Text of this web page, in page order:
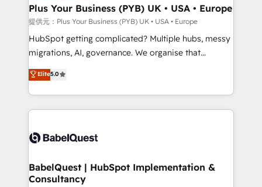
Town, Dubai & London. 500+ HubSpot CRM
implementations delivered. AI visibility coverage
across ChatGPT, Claude, Perplexity, Gemini and
Google AI Overviews. HubSpot Impact Award -
Innovation HubSpot Impact Award - Platform
Migration Excellence HubSpot Impact Award -
accreditations with HubSpot.
Plus Your Business (PYB) UK • USA • Europe
提供元：Plus Your Business (PYB) UK • USA • Europe
HubSpot getting complicated? Multiple hubs, messy
migrations, AI, governance. We organise that
complexity, so your team can put HubSpot to work...
Welcome to our Profile! We help with: • CRM
implementation, reports, workflows, and team
training • CRM migration from Salesforce, Pipedrive,
custom API integrations with ERP (and other
operations A little about us: • Boutique 'Elite' team of
12 • 150+ clients across Sales Hub, Marketing Hub,
Elite5.0
BabelQuest | HubSpot Implementation &
Consultancy